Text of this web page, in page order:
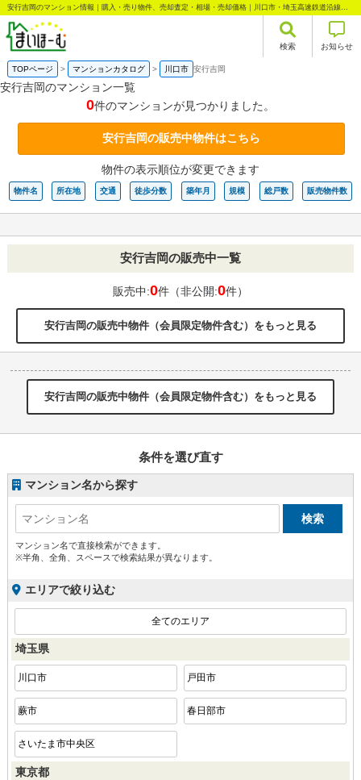
安行吉岡のマンション情報｜購入・売り物件、売却査定・相場・売却価格｜川口市・埼玉高速鉄道沿線の不動産情報なら株式会社まいほーむ
検索 お知らせ
TOPページ マンションカタログ 川口市 安行吉岡
安行吉岡のマンション一覧
0件のマンションが見つかりました。
安行吉岡の販売中物件はこちら
物件の表示順位が変更できます
物件名 所在地 交通 徒歩分数 築年月 規模 総戸数 販売物件数
安行吉岡の販売中一覧
販売中:0件（非公開:0件）
安行吉岡の販売中物件（会員限定物件含む）をもっと見る
安行吉岡の販売中物件（会員限定物件含む）をもっと見る
条件を選び直す
マンション名から探す
マンション名で直接検索ができます。
※半角、全角、スペースで検索結果が異なります。
エリアで絞り込む
全てのエリア
埼玉県
川口市 戸田市
蕨市 春日部市
さいたま市中央区
東京都